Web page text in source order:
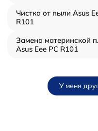
Чистка от пыли Asus
R101
Замена материнской
Asus Eee PC R101
У меня